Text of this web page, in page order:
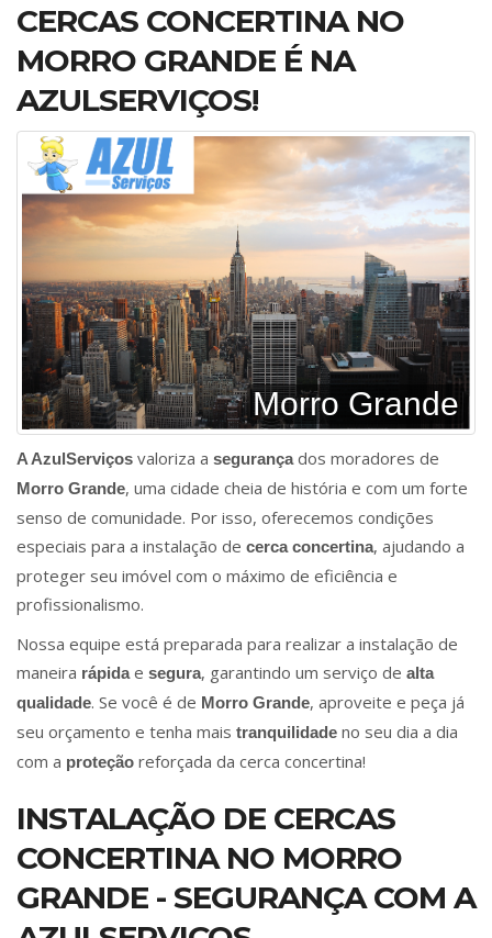
CERCAS CONCERTINA NO
MORRO GRANDE É NA
AZULSERVIÇOS!
Morro Grande
A AzulServiços valoriza a segurançados moradores de
Morro Grande, uma cidade cheia de história e com um forte
senso de comunidade. Por isso, oferecemos condições
especiais para a instalação de cerca concertina, ajudando a
proteger seu imóvel com o máximo de eficiência e
profissionalismo.
Nossa equipe está preparada para realizar a instalação de
maneira rápidae segura, garantindo um serviço de alta
qualidade. Se você é de Morro Grande, aproveite e peça já
seu orçamento e tenha mais tranquilidade no seu dia a dia
com a proteção reforçada da cerca concertina!
INSTALAÇÃO DE CERCAS
CONCERTINA NO MORRO
GRANDE - SEGURANÇA COM A